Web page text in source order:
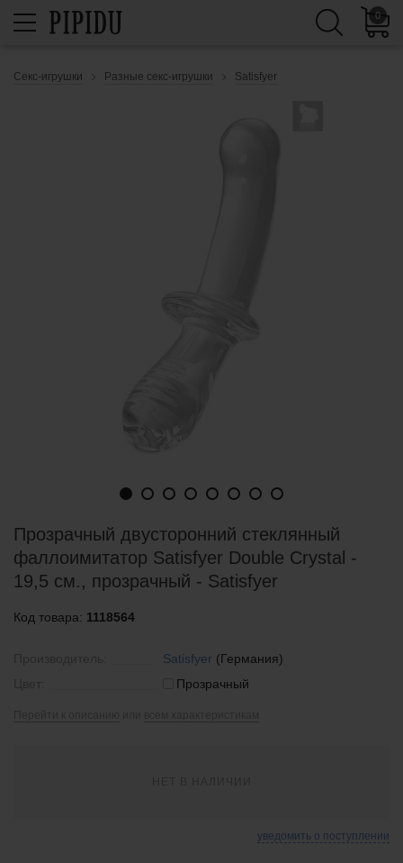
0
Секс-игрушки Разные секс-игрушки Satisfyer
Прозрачный двусторонний стеклянный
фаллоимитатор Satisfyer Double Crystal -
19,5 см., прозрачный - Satisfyer
Код товара: 1118564
Satisfyer (Германия)
Прозрачный
уведомить о поступлении